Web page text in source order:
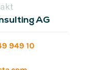
AG
949 10